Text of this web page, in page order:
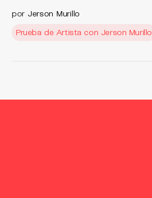
por Jerson Murillo
Prueba de Artista con Jerson Murillo